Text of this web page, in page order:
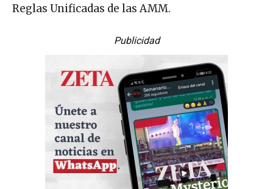
Reglas Unificadas de las AMM.
Publicidad